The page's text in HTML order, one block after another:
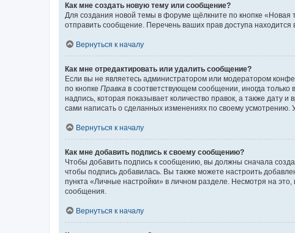
Как мне создать новую тему или сообщение?
Для создания новой темы в форуме щёлкните по кнопке
отправить сообщение. Перечень ваших прав доступа
Вернуться к началу
Как мне отредактировать или удалить сообщение?
Если вы не являетесь администратором или модератором
по кнопке Правка в соответствующем сообщении, иногда
надпись, которая показывает количество правок, а также дату
сами написать о сделанных изменениях по своему усмотрению.
Вернуться к началу
Как мне добавить подпись к своему сообщению?
Чтобы добавить подпись к сообщению, вы должны сначала
чтобы подпись добавилась. Вы также можете настроить
пункта «Личные настройки» в личном разделе. Несмотря на
сообщения.
Вернуться к началу